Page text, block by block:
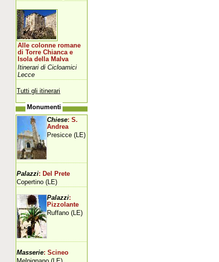
Alle colonne romane
di Torre Chianca e
Isola della Malva
Itinerari di Cicloamici
Lecce
Tutti gli itinerari
Monumenti
Chiese: S.
Andrea
Presicce (LE)
Palazzi: Del Prete
Copertino (LE)
Palazzi:
Pizzolante
Ruffano (LE)
Masserie: Scineo
Melpignano (LE)